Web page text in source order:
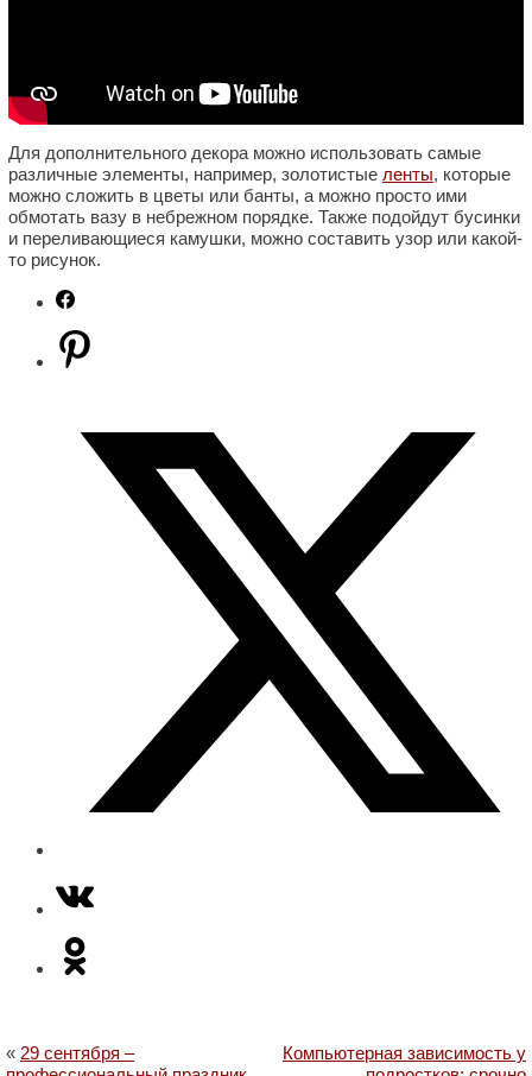
Для дополнительного декора можно использовать самые
различные элементы, например, золотистые ленты, которые
можно сложить в цветы или банты, а можно просто ими
обмотать вазу в небрежном порядке. Также подойдут бусинки
и переливающиеся камушки, можно составить узор или какой-
то рисунок.
« 29 сентября –
Компьютерная зависимость у